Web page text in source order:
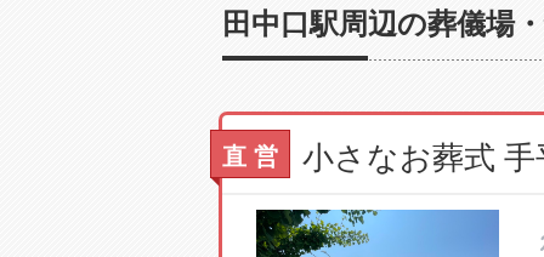
田中口駅周辺の葬儀場
直 営